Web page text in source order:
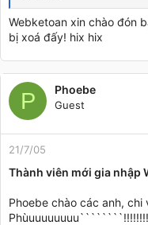
Webketoan xin chào đón
bị xoá đấy! hix hix
P Phoebe
Guest
21/7/05
Thành viên mới gia nhập
Phoebe chào các anh, chi